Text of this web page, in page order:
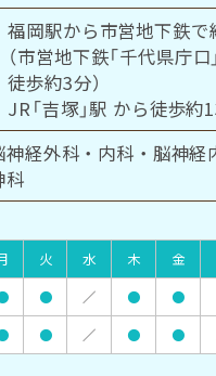
福岡駅から市営地下鉄で
（市営地下鉄「千代県庁口
徒歩約3分）
JR「吉塚」駅 から徒歩約
神経外科・内科・脳神経
科
火 水 木 金
● ／ ● ●
● ／ ● ●